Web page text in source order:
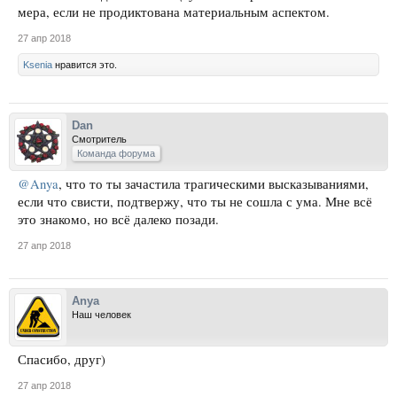
мера, если не продиктована материальным аспектом.
27 апр 2018
Ksenia нравится это.
Dan
Смотритель
Команда форума
@Anya, что то ты зачастила трагическими высказываниями,
если что свисти, подтвержу, что ты не сошла с ума. Мне всё
это знакомо, но всё далеко позади.
27 апр 2018
Anya
Наш человек
Спасибо, друг)
27 апр 2018